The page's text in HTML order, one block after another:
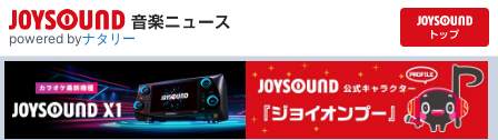
powered byナタリー